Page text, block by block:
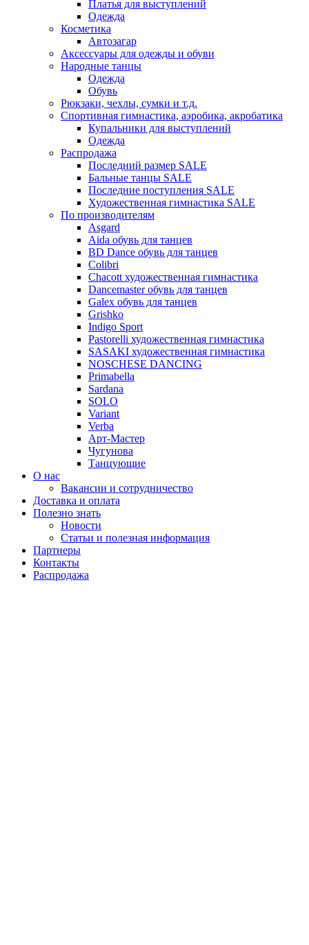
Платья для выступлений
Одежда
Косметика
Автозагар
Аксессуары для одежды и обуви
Народные танцы
Одежда
Обувь
Рюкзаки, чехлы, сумки и т.д.
Спортивная гимнастика, аэробика, акробатика
Купальники для выступлений
Одежда
Распродажа
Последний размер SALE
Бальные танцы SALE
Последние поступления SALE
Художественная гимнастика SALE
По производителям
Asgard
Аida обувь для танцев
BD Dance обувь для танцев
Colibri
Chacott художественная гимнастика
Dancemaster обувь для танцев
Galex обувь для танцев
Grishko
Indigo Sport
Pastorelli художественная гимнастика
SASAKI художественная гимнастика
NOSCHESE DANCING
Primabella
Sardana
SOLO
Variant
Verba
Арт-Мастер
Чугунова
Танцующие
О нас
Вакансии и сотрудничество
Доставка и оплата
Полезно знать
Новости
Статьи и полезная информация
Партнеры
Контакты
Распродажа